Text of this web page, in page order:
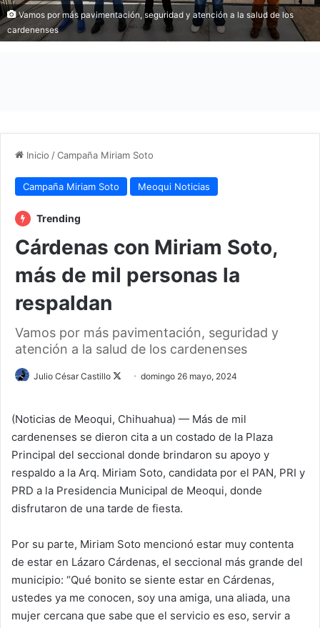
Vamos por más pavimentación, seguridad y atención a la salud de los
cardenenses
Inicio /Campaña Miriam Soto
Campaña Miriam Soto Meoqui Noticias
Trending
Cárdenas con Miriam Soto,
más de mil personas la
respaldan
Vamos por más pavimentación, seguridad y
atención a la salud de los cardenenses
Julio César Castillo
w
o
n
X
domingo 26 mayo, 2024
(Noticias de Meoqui, Chihuahua) — Más de mil
cardenenses se dieron cita a un costado de la Plaza
Principal del seccional donde brindaron su apoyo y
respaldo a la Arq. Miriam Soto, candidata por el PAN, PRI y
PRD a la Presidencia Municipal de Meoqui, donde
disfrutaron de una tarde de fiesta.
Por su parte, Miriam Soto mencionó estar muy contenta
de estar en Lázaro Cárdenas, el seccional más grande del
municipio: “Qué bonito se siente estar en Cárdenas,
ustedes ya me conocen, soy una amiga, una aliada, una
mujer cercana que sabe que el servicio es eso, servir a